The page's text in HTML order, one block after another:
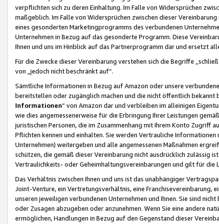
verpflichten sich zu deren Einhaltung. Im Falle von Widersprüchen
maßgeblich. Im Falle von Widersprüchen zwischen dieser
eines gesonderten Marketingprogramms des verbundenen
Unternehmen in Bezug auf das gesonderte Programm. Diese
Ihnen und uns im Hinblick auf das Partnerprogramm dar und ersetzt
Für die Zwecke dieser Vereinbarung verstehen sich die Begriffe
von „jedoch nicht beschränkt auf“.
Sämtliche Informationen in Bezug auf Amazon oder unsere
bereitstellen oder zugänglich machen und die nicht öffentlich
Informationen“ von Amazon dar und verbleiben im alleinigen
wie dies angemessenerweise für die Erbringung Ihrer Leistungen
juristischen Personen, die im Zusammenhang mit Ihrem Konto
Pflichten kennen und einhalten. Sie werden Vertrauliche
Unternehmen) weitergeben und alle angemessenen Maßnahmen
schützen, die gemäß dieser Vereinbarung nicht ausdrücklich zulässig
Vertraulichkeits- oder Geheimhaltungsvereinbarungen und gilt für die
Das Verhältnis zwischen Ihnen und uns ist das unabhängiger
Joint-Venture, ein Vertretungsverhältnis, eine Franchisevereinbarung,
unseren jeweiligen verbundenen Unternehmen und Ihnen. Sie sind
oder Zusagen abzugeben oder anzunehmen. Wenn Sie eine andere
ermöglichen, Handlungen in Bezug auf den Gegenstand dieser